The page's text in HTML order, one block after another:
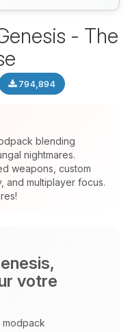
- The
794,894
blending
nightmares.
weapons, custom
and multiplayer focus.
votre
modpack
ton petit
moi ce dont
mes